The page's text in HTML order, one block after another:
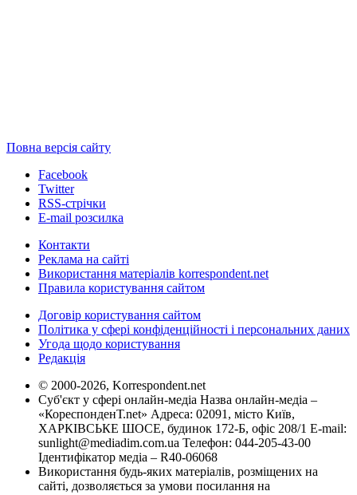
Повна версія сайту
Facebook
Twitter
RSS-стрічки
E-mail розсилка
Контакти
Реклама на сайті
Використання матеріалів korrespondent.net
Правила користування сайтом
Договір користування сайтом
Політика у сфері конфіденційності і персональних даних
Угода щодо користування
Редакція
© 2000-2026, Korrespondent.net
Суб'єкт у сфері онлайн-медіа Назва онлайн-медіа –
«КореспонденТ.net» Адреса: 02091, місто Київ,
ХАРКІВСЬКЕ ШОСЕ, будинок 172-Б, офіс 208/1 E-mail:
sunlight@mediadim.com.ua Телефон: 044-205-43-00
Ідентифікатор медіа – R40-06068
Використання будь-яких матеріалів, розміщених на
сайті, дозволяється за умови посилання на